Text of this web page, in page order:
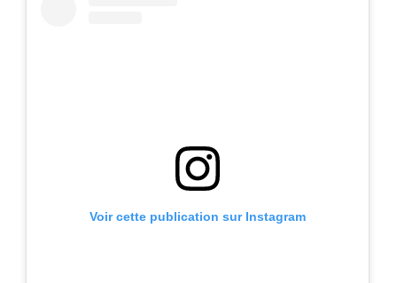
Voir cette publication sur Instagram